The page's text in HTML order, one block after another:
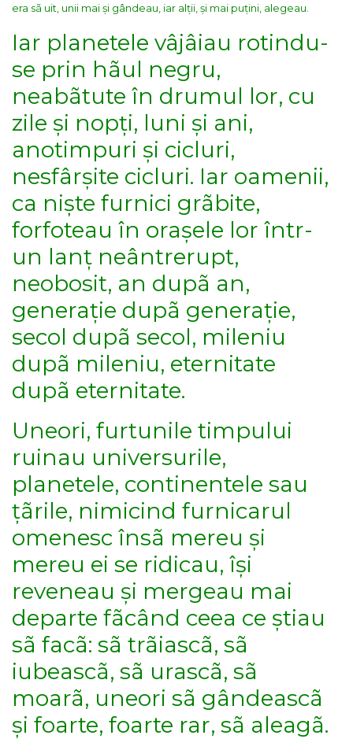
era sã uit, unii mai și gândeau, iar alții, și mai puțini, alegeau.
Iar planetele vâjâiau rotindu-
se prin hãul negru,
neabãtute în drumul lor, cu
zile și nopți, luni și ani,
anotimpuri și cicluri,
nesfârșite cicluri. Iar oamenii,
ca niște furnici grãbite,
forfoteau în orașele lor într-
un lanț neântrerupt,
neobosit, an dupã an,
generație dupã generație,
secol dupã secol, mileniu
dupã mileniu, eternitate
dupã eternitate.
Uneori, furtunile timpului
ruinau universurile,
planetele, continentele sau
țãrile, nimicind furnicarul
omenesc însã mereu și
mereu ei se ridicau, își
reveneau și mergeau mai
departe fãcând ceea ce știau
sã facã: sã trãiascã, sã
iubeascã, sã urascã, sã
moarã, uneori sã gândeascã
și foarte, foarte rar, sã aleagã.